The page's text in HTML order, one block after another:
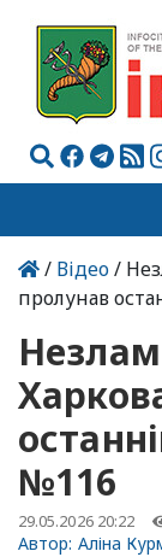
/ Відео/
пролунав
№116
29.05.2026 20:22
Автор: Аліна